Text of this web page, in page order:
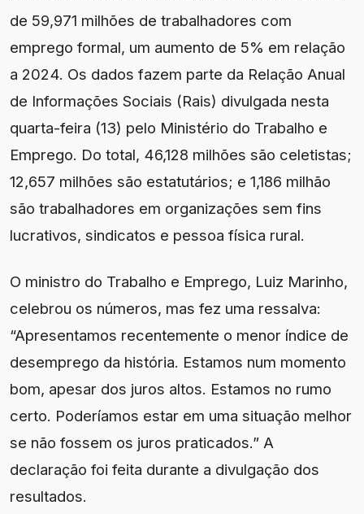
de 59,971 milhões de trabalhadores com
emprego formal, um aumento de 5% em relação
a 2024. Os dados fazem parte da Relação Anual
de Informações Sociais (Rais) divulgada nesta
quarta-feira (13) pelo Ministério do Trabalho e
Emprego. Do total, 46,128 milhões são celetistas;
12,657 milhões são estatutários; e 1,186 milhão
são trabalhadores em organizações sem fins
lucrativos, sindicatos e pessoa física rural.
O ministro do Trabalho e Emprego, Luiz Marinho,
celebrou os números, mas fez uma ressalva:
“Apresentamos recentemente o menor índice de
desemprego da história. Estamos num momento
bom, apesar dos juros altos. Estamos no rumo
certo. Poderíamos estar em uma situação melhor
se não fossem os juros praticados.” A
declaração foi feita durante a divulgação dos
resultados.